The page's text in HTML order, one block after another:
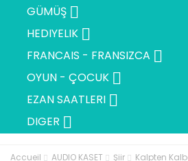
GÜMÜŞ 
HEDIYELIK 
FRANCAIS - FRANSIZCA 
OYUN - ÇOCUK 
EZAN SAATLERI 
DIGER 
Accueil AUDIO KASET Şiir Kalpten